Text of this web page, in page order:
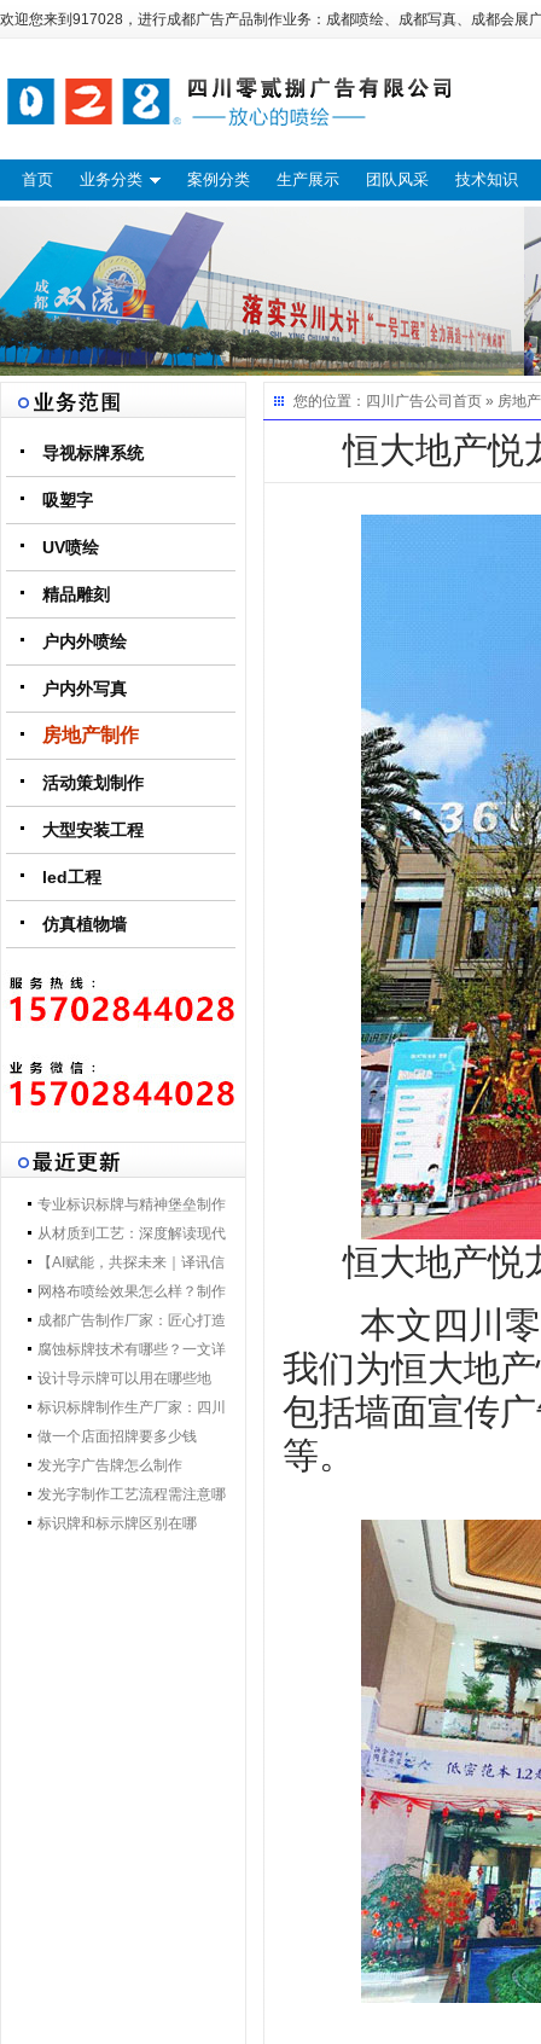
欢迎您来到917028，进行成都广告产品制作业务： 成都喷绘、 成都写真、 成都会展
首页 业务分类 案例分类 生产展示 团队风采 技术知识
导视标牌系统
吸塑字
UV喷绘
精品雕刻
户内外喷绘
户内外写真
房地产制作
活动策划制作
大型安装工程
led工程
仿真植物墙
专业标识标牌与精神堡垒制作
专家 | 零贰捌广告制作集团 - 打
造一体化导视解决方案，提升
品牌形象与空间效率
从材质到工艺：深度解读现代
导视标牌制作技术
【AI赋能，共探未来｜译讯信
息董事长马万炯先生一行莅临
028广告制作集团交流赋能】
网格布喷绘效果怎么样？制作
工艺要点核心优势
成都广告制作厂家：匠心打造
城市视觉新名片
腐蚀标牌技术有哪些？一文详
解行业主流工艺与应用
设计导示牌可以用在哪些地
方？
标识标牌制作生产厂家：四川
零贰捌广告公司的匠心之路
做一个店面招牌要多少钱
发光字广告牌怎么制作
发光字制作工艺流程需注意哪
些
标识牌和标示牌区别在哪
您的位置： 四川广告公司 首页 » 房地
恒大地产悦
恒大地产悦
本文四川零
我们为恒大地
包括墙面宣传
等。